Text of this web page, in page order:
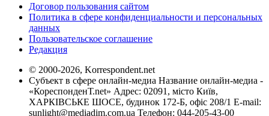
Договор пользования сайтом
Политика в сфере конфиденциальности и персональных
данных
Пользовательское соглашение
Редакция
© 2000-2026, Korrespondent.net
Субъект в сфере онлайн-медиа Название онлайн-медиа -
«КореспонденТ.net» Адрес: 02091, місто Київ,
ХАРКІВСЬКЕ ШОСЕ, будинок 172-Б, офіс 208/1 E-mail:
sunlight@mediadim.com.ua Телефон: 044-205-43-00